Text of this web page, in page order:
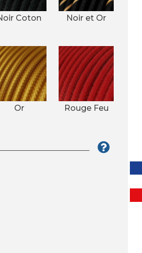
Coton Noir et Or
Or Rouge Feu